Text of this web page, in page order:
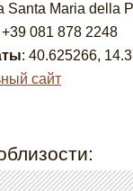
Santa Maria della
+39 081 878 2248
: 40.625266,
сайт